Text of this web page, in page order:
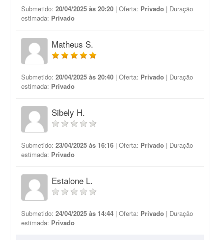
Submetido: 20/04/2025 às 20:20 | Oferta: Privado | Duração
estimada: Privado
Matheus S.
Submetido: 20/04/2025 às 20:40 | Oferta: Privado | Duração
estimada: Privado
Sibely H.
Submetido: 23/04/2025 às 16:16 | Oferta: Privado | Duração
estimada: Privado
Estalone L.
Submetido: 24/04/2025 às 14:44 | Oferta: Privado | Duração
estimada: Privado